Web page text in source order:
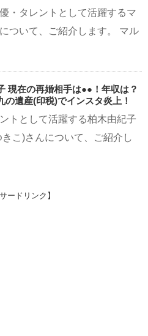
・タレントとして活躍するマ
ついて、ご紹介します。 マル
現在の再婚相手は●●！年収は？
の遺産(印税)でインスタ炎上！
トとして活躍する柏木由紀子
こ)さんについて、ご紹介し
ードリンク】